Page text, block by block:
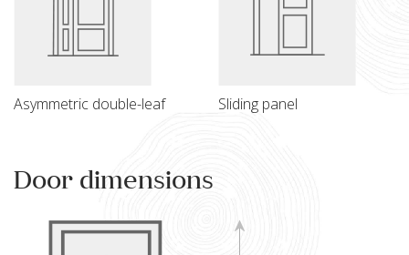
Asymmetric double-leaf Sliding panel
Door dimensions